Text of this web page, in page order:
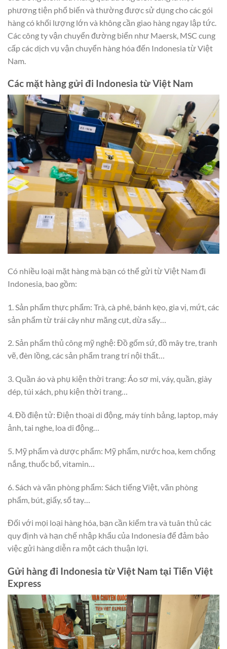
phương tiện phổ biến và thường được sử dụng cho các gói
hàng có khối lượng lớn và không cần giao hàng ngay lập tức.
Các công ty vận chuyển đường biển như Maersk, MSC cung
cấp các dịch vụ vận chuyển hàng hóa đến Indonesia từ Việt
Nam.
Các mặt hàng gửi đi Indonesia từ Việt Nam
Có nhiều loại mặt hàng mà bạn có thể gửi từ Việt Nam đi
Indonesia, bao gồm:
1. Sản phẩm thực phẩm: Trà, cà phê, bánh kẹo, gia vị, mứt, các
sản phẩm từ trái cây như măng cụt, dừa sấy…
2. Sản phẩm thủ công mỹ nghệ: Đồ gốm sứ, đồ mây tre, tranh
vẽ, đèn lồng, các sản phẩm trang trí nội thất…
3. Quần áo và phụ kiện thời trang: Áo sơ mi, váy, quần, giày
dép, túi xách, phụ kiện thời trang…
4. Đồ điện tử: Điện thoại di động, máy tính bảng, laptop, máy
ảnh, tai nghe, loa di động…
5. Mỹ phẩm và dược phẩm: Mỹ phẩm, nước hoa, kem chống
nắng, thuốc bổ, vitamin…
6. Sách và văn phòng phẩm: Sách tiếng Việt, văn phòng
phẩm, bút, giấy, sổ tay…
Đối với mọi loại hàng hóa, bạn cần kiểm tra và tuân thủ các
quy định và hạn chế nhập khẩu của Indonesia để đảm bảo
việc gửi hàng diễn ra một cách thuận lợi.
Gửi hàng đi Indonesia từ Việt Nam tại Tiến Việt
Express